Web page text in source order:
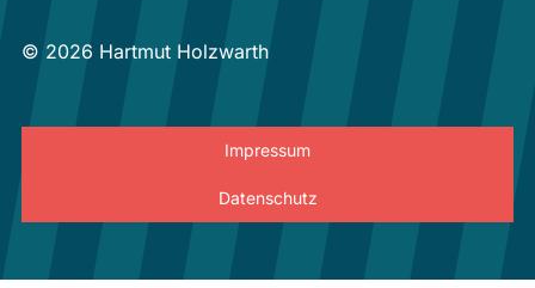
© 2026 Hartmut Holzwarth
Impressum
Datenschutz